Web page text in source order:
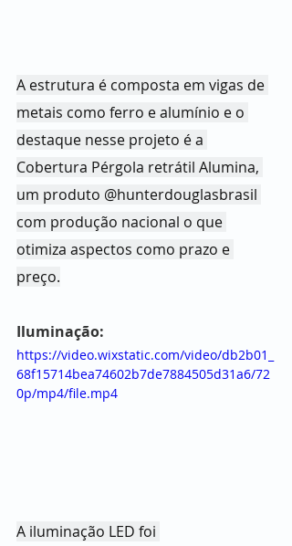
A estrutura é composta em vigas de
metais como ferro e alumínio e o
destaque nesse projeto é a
Cobertura Pérgola retrátil Alumina,
um produto @hunterdouglasbrasil
com produção nacional o que
otimiza aspectos como prazo e
preço.
Iluminação:
https://video.wixstatic.com/video/db2b01_
68f15714bea74602b7de7884505d31a6/72
0p/mp4/file.mp4
A iluminação LED foi